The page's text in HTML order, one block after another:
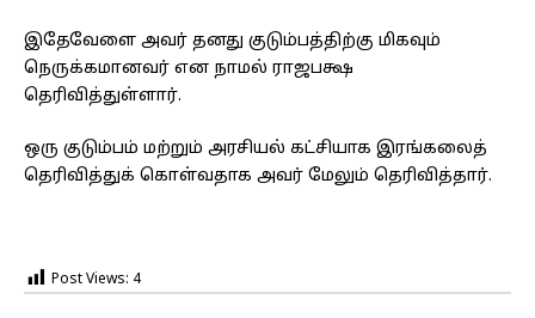
இதேவேளை அவர் தனது குடும்பத்திற்கு மிகவும்
நெருக்கமானவர் என நாமல் ராஜபக்ஷ
தெரிவித்துள்ளார்.
ஒரு குடும்பம் மற்றும் அரசியல் கட்சியாக இரங்கலைத்
தெரிவித்துக் கொள்வதாக அவர் மேலும் தெரிவித்தார்.
Post Views: 4